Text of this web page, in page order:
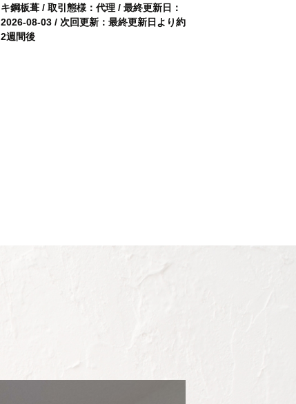
キ鋼板葺 / 取引態様：代理 / 最終更新日：
2026-08-03 / 次回更新：最終更新日より約
2週間後